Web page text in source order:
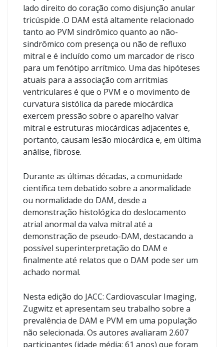
lado direito do coração como disjunção anular
tricúspide .O DAM está altamente relacionado
tanto ao PVM sindrômico quanto ao não-
sindrômico com presença ou não de refluxo
mitral e é incluído como um marcador de risco
para um fenótipo arrítmico. Uma das hipóteses
atuais para a associação com arritmias
ventriculares é que o PVM e o movimento de
curvatura sistólica da parede miocárdica
exercem pressão sobre o aparelho valvar
mitral e estruturas miocárdicas adjacentes e,
portanto, causam lesão miocárdica e, em última
análise, fibrose.
Durante as últimas décadas, a comunidade
científica tem debatido sobre a anormalidade
ou normalidade do DAM, desde a
demonstração histológica do deslocamento
atrial anormal da valva mitral até a
demonstração de pseudo-DAM, destacando a
possível superinterpretação do DAM e
finalmente até relatos que o DAM pode ser um
achado normal.
Nesta edição do JACC: Cardiovascular Imaging,
Zugwitz et apresentam seu trabalho sobre a
prevalência de DAM e PVM em uma população
não selecionada. Os autores avaliaram 2.607
participantes (idade média: 61 anos) que foram